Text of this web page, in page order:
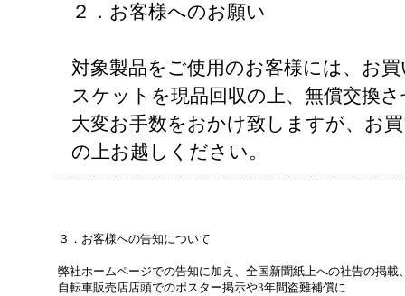
２．お客様へのお願い
対象製品をご使用のお客様には、お
スケットを現品回収の上、無償交換
大変お手数をおかけ致しますが、お
の上お越しください。
３．お客様への告知について
弊社ホームページでの告知に加え、全国新聞紙上への社告の掲載
自転車販売店店頭でのポスター掲示や3年間盗難補償に